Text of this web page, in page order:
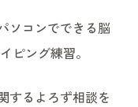
ソコンでできる脳
ピング練習。
するよろず相談を